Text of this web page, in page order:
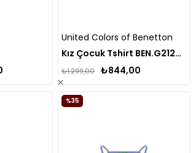
United Colors of Benetton
Kız Çocuk Tshirt BEN.G21242
₺844,00
₺1.299,00
%35